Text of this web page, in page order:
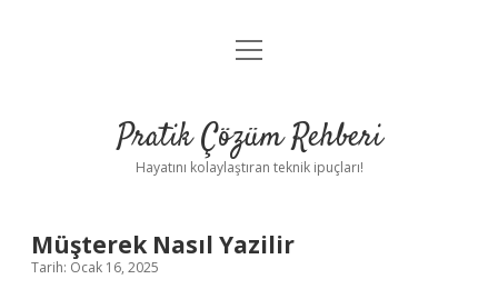
Anasayfa
Yasal Uyarı
menüyü
Pratik Çözüm Rehberi
Hayatını kolaylaştıran teknik ipuçları!
Müşterek Nasıl Yazilir
Tarih: Ocak 16, 2025